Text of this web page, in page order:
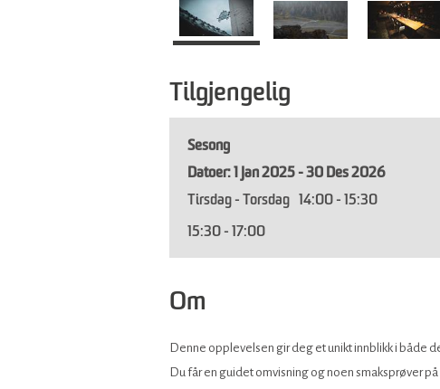
Tilgjengelig
Sesong
1 Jan 2025 - 30 Des 2026
Tirsdag - Torsdag
14:00 - 15:30
15:30 - 17:00
Om
Denne opplevelsen gir deg et unikt innblikk i både
Du får en guidet omvisning og noen smaksprøver